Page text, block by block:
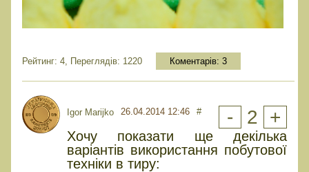
Рейтинг: 4, Переглядів: 1220 Коментарів: 3
Igor Marijko 26.04.2014 12:46 # - 2 +
Хочу показати ще декілька
варіантів використання побутової
техніки в тиру: